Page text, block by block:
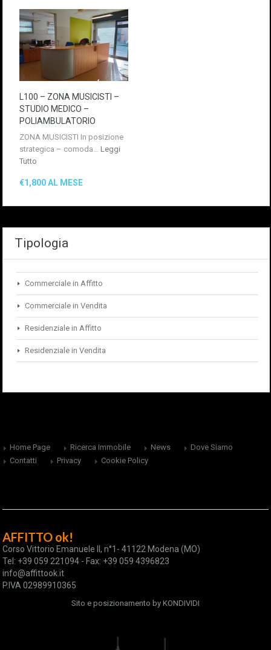
L100 – ZONA MUSICISTI –
STUDIO MEDICO –
POLIAMBULATORIO
ZONA MUSICISTI In posizione
strategica – comoda… Leggi
Tutto
€1,800 AL MESE
Tipologia
Commerciale in Affitto
Commerciale in Vendita
Residenziale in Affitto
Residenziale in Vendita
Home Page Ricerca Immobile News
Dove Siamo
Contatti
Privacy Cookie Policy
AFFITTO ok!
Corso Vittorio Emanuele II, n°1- 41122 Modena (MO)
Tel: +39 059 221094 - Fax: +39 059 4396823
info@affittook.it
P.IVA 02989910365
Sito e posizionamento by KONDIVIDI